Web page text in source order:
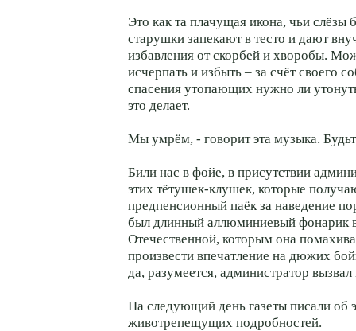
Это как та плачущая икона, чьи слёзы
старушки запекают в тесто и дают
избавления от скорбей и хворобы.
исчерпать и избыть – за счёт своего
спасения утопающих нужно ли
это делает.
Мы умрём, - говорит эта музыка.
Били нас в фойе, в присутствии
этих тётушек-клушек, которые
предпенсионный паёк за наведение
был длинный аллюминиевый фонарик
Отечественной, которым она
произвести впечатление на дюжих
да, разумеется, администратор
На следующий день газеты писали об
животрепещущих подробностей.